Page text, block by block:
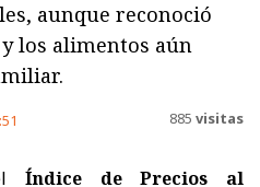
aunque reconoció
los alimentos aún
885 visitas
Índice de Precios al